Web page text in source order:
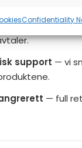
Confidentiality
— kontakt oss
support — vi
— full